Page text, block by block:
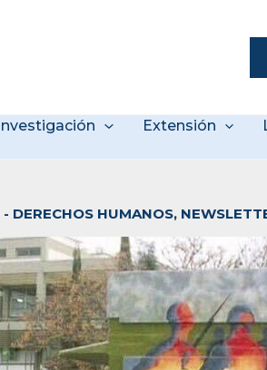
Investigación Extensión
- DERECHOS HUMANOS,